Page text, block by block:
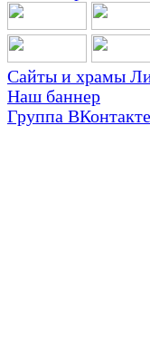
Сайты и храмы
Наш баннер
Группа